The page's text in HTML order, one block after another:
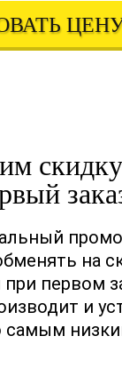
вы
на
при первом
и